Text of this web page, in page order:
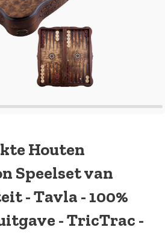
Houten
Speelset van
- Tavla - 100%
- TricTrac -